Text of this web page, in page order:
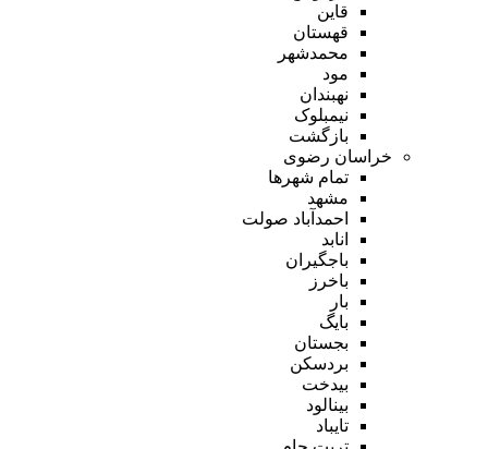
قاین
قهستان
محمدشهر
مود
نهبندان
نیمبلوک
بازگشت
خراسان رضوی
تمام شهر‌ها
مشهد
احمدآباد صولت
انابد
باجگیران
باخرز
بار
بایگ
بجستان
بردسکن
بیدخت
بینالود
تایباد